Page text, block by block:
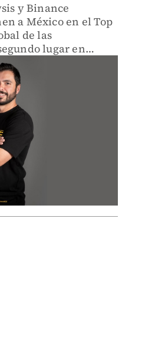
y Binance
a México en el Top
de las
lugar en